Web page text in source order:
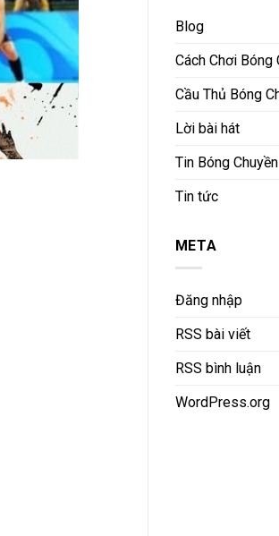
Blog
Cách Chơi Bóng
Cầu Thủ Bóng
Lời bài hát
Tin Bóng Chuyền
Tin tức
META
Đăng nhập
RSS bài viết
RSS bình luận
WordPress.org